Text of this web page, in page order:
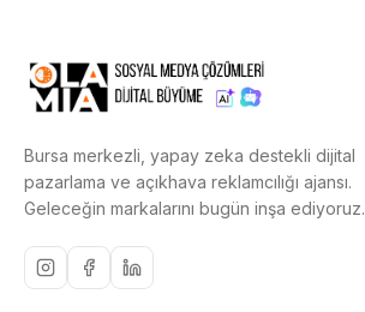
Bursa merkezli, yapay zeka destekli dijital
pazarlama ve açıkhava reklamcılığı ajansı.
Geleceğin markalarını bugün inşa ediyoruz.